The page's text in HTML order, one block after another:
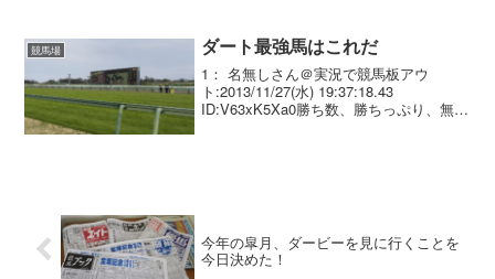
8頭立て）で、ロードカナ...
競馬場 ダート最強馬はこれだ
1： 名無しさん＠実況で競馬板アウ
ト:2013/11/27(水) 19:37:18.43
ID:V63xK5Xa0勝ち数、勝ちっぷり、無事
今年の皐月、ダービーを見に行くことを
今日決めた！